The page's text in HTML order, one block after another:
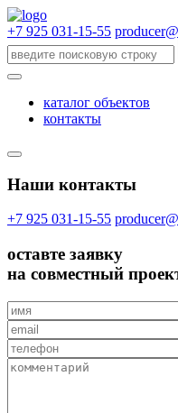
+7 925 031-15-55
каталог объектов
контакты
Наши контакты
+7 925 031-15-55
оставте заявку
на совместный